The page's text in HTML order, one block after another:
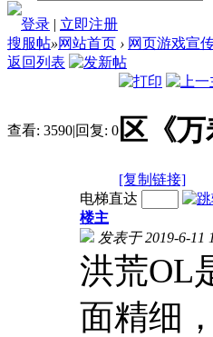
登录 | 立即注册
搜服帖»网站首页 › 网页游戏宣
返回列表
查看: 3590|回复: 0 区《
[复制链接]
电梯直达
楼主
发表于 2019-6-11
洪荒OL
面精细